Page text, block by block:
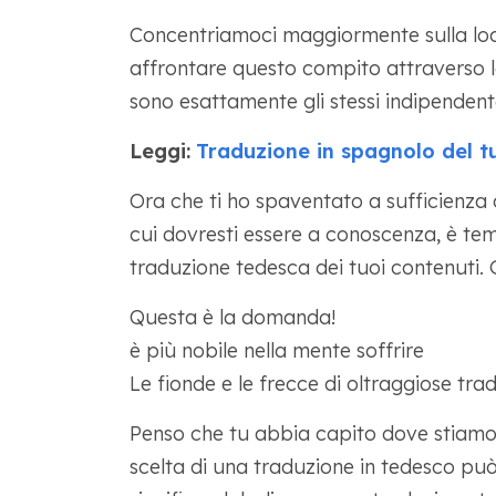
Concentriamoci maggiormente sulla
affrontare questo compito attraverso
sono esattamente gli stessi
Leggi: Traduzione in spagnolo del
Ora che ti ho spaventato a
cui dovresti essere a conoscenza, è
traduzione tedesca dei tuoi contenuti.
Questa è la domanda!
è più nobile nella mente soffrire
Le fionde e le frecce di oltraggiose
Penso che tu abbia capito dove
scelta di una traduzione in tedesco